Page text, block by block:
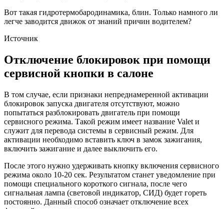
Вот такая гидротермобародинамика, блин. Только намного ли
легче заводится движок от знаний причин водителем?
Источник
Отключение блокировок при помощи
сервисной кнопки в салоне
В том случае, если признаки непреднамеренной активации
блокировок запуска двигателя отсутствуют, можно
попытаться разблокировать двигатель при помощи
сервисного режима. Такой режим имеет название Valet и
служит для перевода системы в сервисный режим. Для
активации необходимо вставить ключ в замок зажигания,
включить зажигание и далее выключить его.
После этого нужно удерживать кнопку включения сервисного
режима около 10-20 сек. Результатом станет уведомление при
помощи специального короткого сигнала, после чего
сигнальная лампа (световой индикатор, СИД) будет гореть
постоянно. Данный способ означает отключение всех